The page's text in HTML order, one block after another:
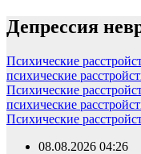
Перейти
кДепрессия
Психические
психические
Психические
психические
Психические
08.08.2026 04:26